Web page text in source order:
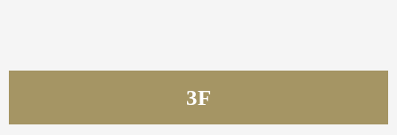
3F